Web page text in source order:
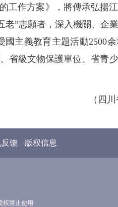
工作方案》，將傳承弘揚
”志願者，深入機關、企
主義教育主題活動2500
省級文物保護單位、省青
（四
馈 版权信息
权禁止使用